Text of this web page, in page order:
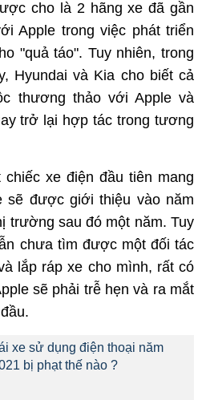
cho là 2 hãng xe đã gần
Apple trong việc phát triển
"quả táo". Tuy nhiên, trong
Hyundai và Kia cho biết cả
thương thảo với Apple và
trở lại hợp tác trong tương
xe điện đầu tiên mang
sẽ được giới thiệu vào năm
trường sau đó một năm. Tuy
chưa tìm được một đối tác
lắp ráp xe cho mình, rất có
sẽ phải trễ hẹn và ra mắt
xe sử dụng điện thoại năm
bị phạt thế nào ?